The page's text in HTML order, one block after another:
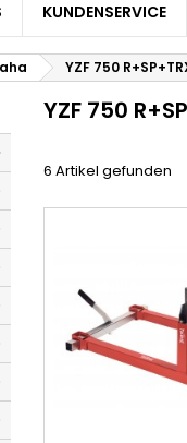
KUNDENSERVICE
YZF 750
YZF 750
6 Artikel gefunden